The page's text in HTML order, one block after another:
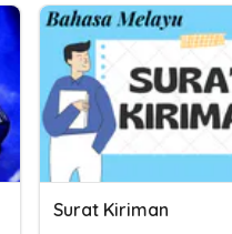
Surat Kiriman